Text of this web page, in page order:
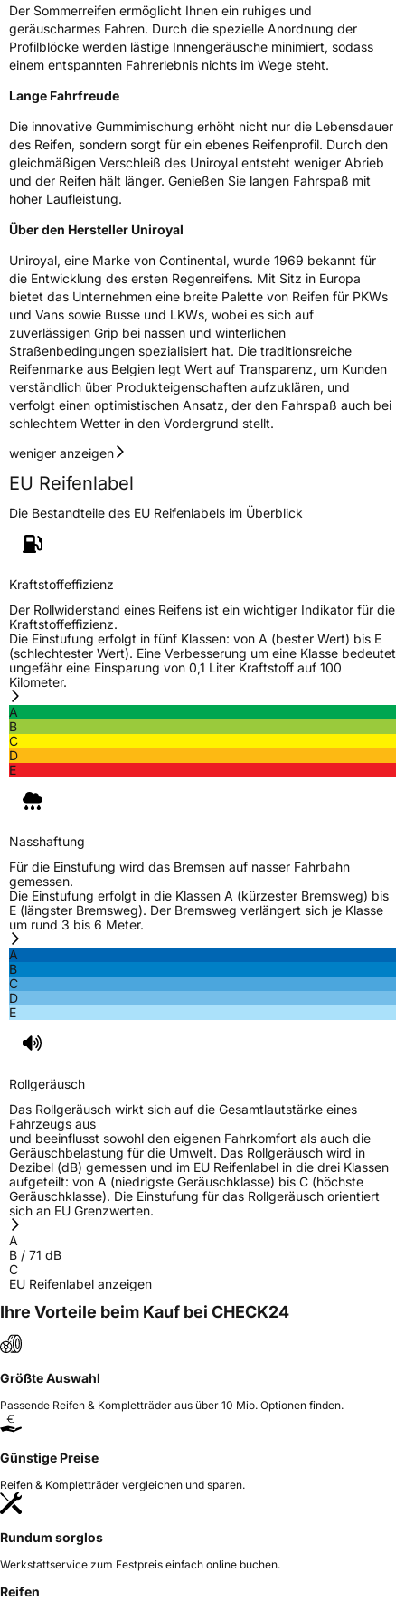
Rollgeräusch (Klasse)B
Rollgeräusch (dB)71
3PMSF / Schneeflockensymbol / Alpine-SymbolNein
EisgripNein
EPREL ID636290
Allgemeine Produktsicherheit (GPSR)
HerstellerkontaktContinental Reifen Deutschland GmbH,
Continental-Plaza 1 30175 Hannover
Deutschland,
customerservice_tires@conti.de
Der Sommerreifen ermöglicht Ihnen ein ruhiges und
geräuscharmes Fahren. Durch die spezielle Anordnung der
Profilblöcke werden lästige Innengeräusche minimiert, sodass
einem entspannten Fahrerlebnis nichts im Wege steht.
Lange Fahrfreude
Die innovative Gummimischung erhöht nicht nur die Lebensdauer
des Reifen, sondern sorgt für ein ebenes Reifenprofil. Durch den
gleichmäßigen Verschleiß des Uniroyal entsteht weniger Abrieb
und der Reifen hält länger. Genießen Sie langen Fahrspaß mit
hoher Laufleistung.
Über den Hersteller Uniroyal
Uniroyal, eine Marke von Continental, wurde 1969 bekannt für
die Entwicklung des ersten Regenreifens. Mit Sitz in Europa
bietet das Unternehmen eine breite Palette von Reifen für PKWs
und Vans sowie Busse und LKWs, wobei es sich auf
zuverlässigen Grip bei nassen und winterlichen
Straßenbedingungen spezialisiert hat. Die traditionsreiche
Reifenmarke aus Belgien legt Wert auf Transparenz, um Kunden
verständlich über Produkteigenschaften aufzuklären, und
verfolgt einen optimistischen Ansatz, der den Fahrspaß auch bei
schlechtem Wetter in den Vordergrund stellt.
weniger anzeigen
EU Reifenlabel
Die Bestandteile des EU Reifenlabels im Überblick
Kraftstoffeffizienz
Der Rollwiderstand eines Reifens ist ein wichtiger Indikator für die
Kraftstoffeffizienz.
Die Einstufung erfolgt in fünf Klassen: von A (bester Wert) bis E
(schlechtester Wert). Eine Verbesserung um eine Klasse bedeutet
ungefähr eine Einsparung von 0,1 Liter Kraftstoff auf 100
Kilometer.
A
B
C
D
E
Nasshaftung
Für die Einstufung wird das Bremsen auf nasser Fahrbahn
gemessen.
Die Einstufung erfolgt in die Klassen A (kürzester Bremsweg) bis
E (längster Bremsweg). Der Bremsweg verlängert sich je Klasse
um rund 3 bis 6 Meter.
A
B
C
D
E
Rollgeräusch
Das Rollgeräusch wirkt sich auf die Gesamtlautstärke eines
Fahrzeugs aus
und beeinflusst sowohl den eigenen Fahrkomfort als auch die
Geräuschbelastung für die Umwelt. Das Rollgeräusch wird in
Dezibel (dB) gemessen und im EU Reifenlabel in die drei Klassen
aufgeteilt: von A (niedrigste Geräuschklasse) bis C (höchste
Geräuschklasse). Die Einstufung für das Rollgeräusch orientiert
sich an EU Grenzwerten.
A
B / 71 dB
C
EU Reifenlabel anzeigen
Ihre Vorteile beim Kauf bei CHECK24
Größte Auswahl
Passende Reifen & Kompletträder aus über 10 Mio. Optionen finden.
Günstige Preise
Reifen & Kompletträder vergleichen und sparen.
Rundum sorglos
Werkstattservice zum Festpreis einfach online buchen.
Reifen